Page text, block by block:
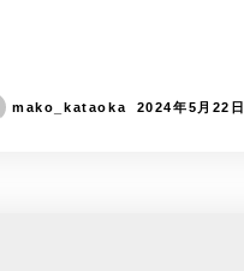
mako_kataoka 2024年5月22日